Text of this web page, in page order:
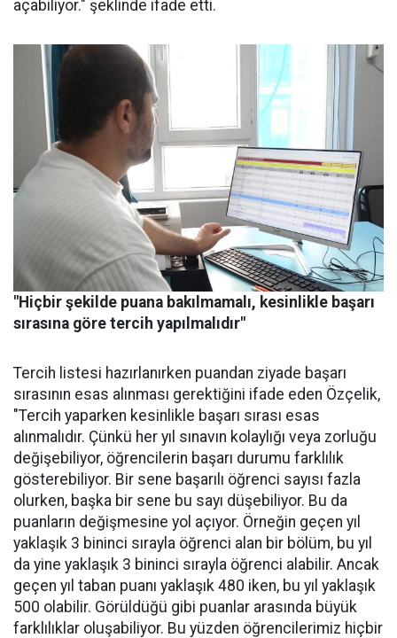
açabiliyor." şeklinde ifade etti.
"Hiçbir şekilde puana bakılmamalı, kesinlikle başarı
sırasına göre tercih yapılmalıdır"
Tercih listesi hazırlanırken puandan ziyade başarı
sırasının esas alınması gerektiğini ifade eden Özçelik,
"Tercih yaparken kesinlikle başarı sırası esas
alınmalıdır. Çünkü her yıl sınavın kolaylığı veya zorluğu
değişebiliyor, öğrencilerin başarı durumu farklılık
gösterebiliyor. Bir sene başarılı öğrenci sayısı fazla
olurken, başka bir sene bu sayı düşebiliyor. Bu da
puanların değişmesine yol açıyor. Örneğin geçen yıl
yaklaşık 3 bininci sırayla öğrenci alan bir bölüm, bu yıl
da yine yaklaşık 3 bininci sırayla öğrenci alabilir. Ancak
geçen yıl taban puanı yaklaşık 480 iken, bu yıl yaklaşık
500 olabilir. Görüldüğü gibi puanlar arasında büyük
farklılıklar oluşabiliyor. Bu yüzden öğrencilerimiz hiçbir